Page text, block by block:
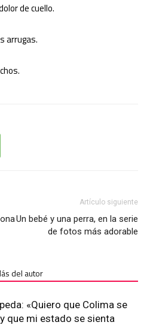
de cuello.
arrugas.
Artículo siguiente
Un bebé y una perra, en la serie
de fotos más adorable
del autor
«Quiero que Colima se
que mi estado se sienta